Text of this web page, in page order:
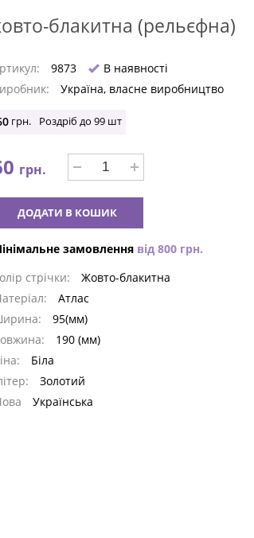
блакитна (рельєфна)
9873
В наявності
Україна, власне виробництво
грн. Роздріб до 99шт
грн.
ДОДАТИ В КОШИК
замовлення від 800 грн.
стрічки:
Жовто-блакитна
Атлас
95(мм)
190 (мм)
Біла
Золотий
Українська